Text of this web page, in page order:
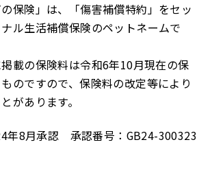
の保険」は、「傷害補償特約」をセッ
ル生活補償保険のペットネームで
載の保険料は令和6年10月現在の保
のですので、保険料の改定等により
があります。
年8月承認 承認番号：GB24-300323